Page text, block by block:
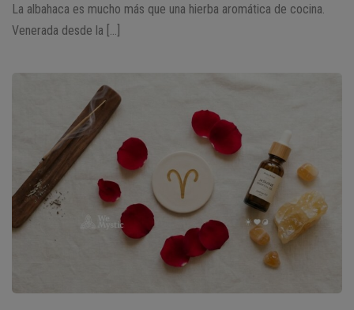
La albahaca es mucho más que una hierba aromática de cocina.
Venerada desde la […]